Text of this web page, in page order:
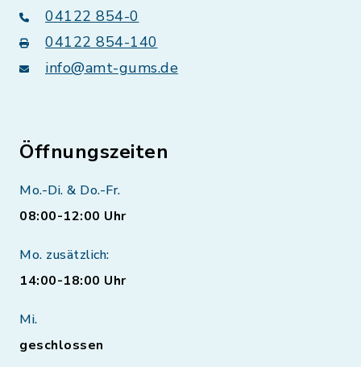
04122 854-0
04122 854-140
info@amt-gums.de
Öffnungszeiten
Mo.-Di. & Do.-Fr.
08:00-12:00 Uhr
Mo. zusätzlich:
14:00-18:00 Uhr
Mi.
geschlossen